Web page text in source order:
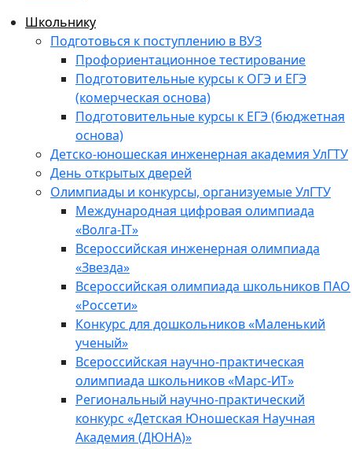
Школьнику
Подготовься к поступлению в ВУЗ
Профориентационное тестирование
Подготовительные курсы к ОГЭ и ЕГЭ
(комерческая основа)
Подготовительные курсы к ЕГЭ (бюджетная
основа)
Детско-юношеская инженерная академия УлГТУ
День открытых дверей
Олимпиады и конкурсы, организуемые УлГТУ
Международная цифровая олимпиада
«Волга-IT»
Всероссийская инженерная олимпиада
«Звезда»
Всероссийская олимпиада школьников ПАО
«Россети»
Конкурс для дошкольников «Маленький
ученый»
Всероссийская научно-практическая
олимпиада школьников «Марс-ИТ»
Региональный научно-практический
конкурс «Детская Юношеская Научная
Академия (ДЮНА)»